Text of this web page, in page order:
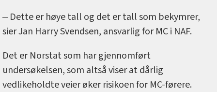
‒ Dette er høye tall og det er tall som bekymrer,
sier Jan Harry Svendsen, ansvarlig for MC i NAF.
Det er Norstat som har gjennomført
undersøkelsen, som altså viser at dårlig
vedlikeholdte veier øker risikoen for MC-førere.